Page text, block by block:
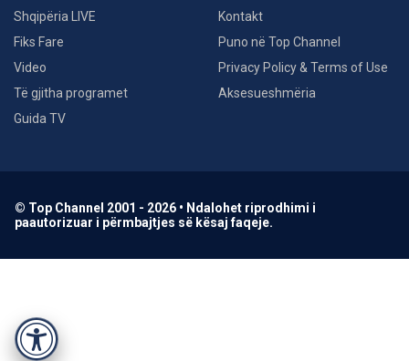
Shqipëria LIVE
Fiks Fare
Video
Të gjitha programet
Guida TV
Kontakt
Puno në Top Channel
Privacy Policy & Terms of Use
Aksesueshmëria
© Top Channel 2001 - 2026 • Ndalohet riprodhimi i
paautorizuar i përmbajtjes së kësaj faqeje.